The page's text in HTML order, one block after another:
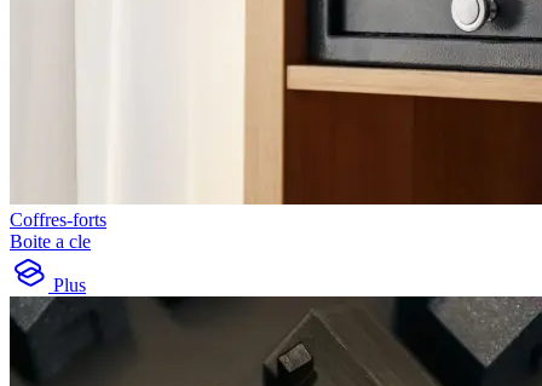
Coffres-forts
Boite a cle
Plus